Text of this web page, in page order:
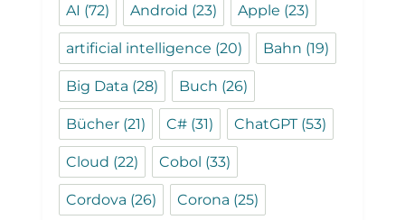
AI (72) Android (23) Apple (23)
artificial intelligence (20) Bahn (19)
Big Data (28) Buch (26)
Bücher (21) C# (31) ChatGPT(53)
Cloud (22) Cobol (33)
Cordova (26) Corona (25)